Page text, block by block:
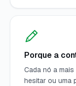
Porque a
Cada nó a
hesitar ou uma